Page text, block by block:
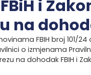
i
na
FBIH broj 101/24
o izmjenama
na dohodak FBIH i